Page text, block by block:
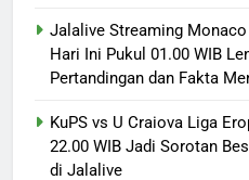
Jalalive Streaming
Hari Ini Pukul 01.00 WIB
Pertandingan dan Fakta
KuPS vs U Craiova Liga
22.00 WIB Jadi Sorotan
di Jalalive